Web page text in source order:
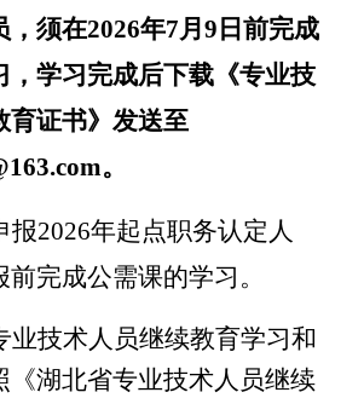
，须在2026年7月 9 日前完成
，学习完成后下载《专业技
育证书》发送至
。
报2026年起点职务认定人
前完成公需课的学习。
业技术人员继续教育学习和
《湖北省专业技术人员继续